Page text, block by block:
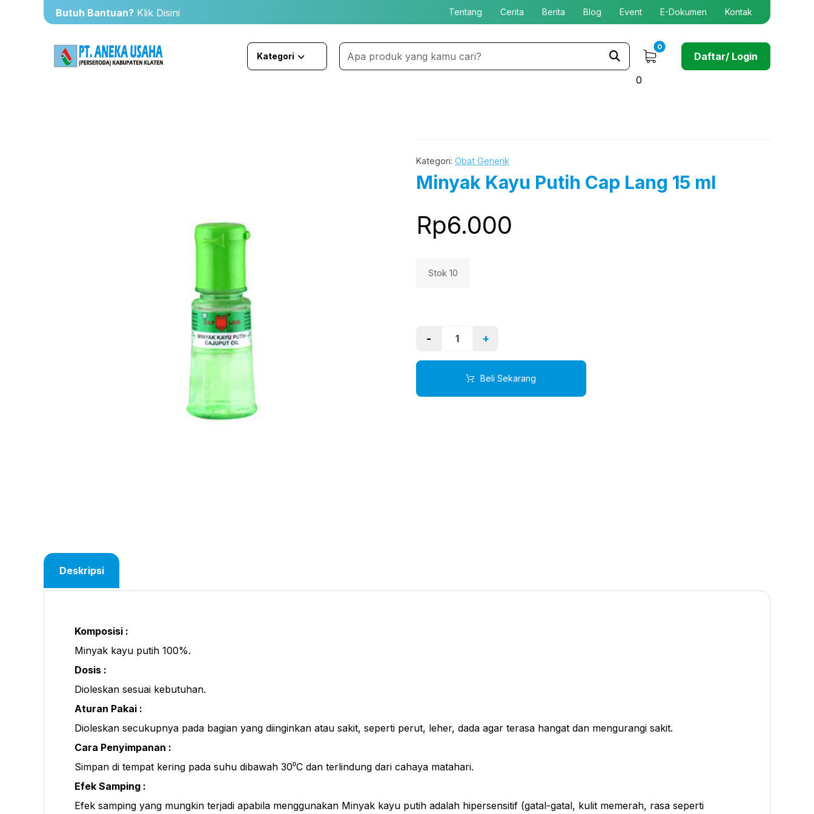
Butuh Bantuan? Klik Disini Tentang Cerita Berita Blog Event E-Dokumen Kontak
Kategori
0
Daftar/ Login
Kategori: Obat Generik
Minyak Kayu Putih Cap Lang 15 ml
Rp6.000
Stok 10
- +
Beli Sekarang
Deskripsi
Komposisi :
Minyak kayu putih 100%.
Dosis :
Dioleskan sesuai kebutuhan.
Aturan Pakai :
Dioleskan secukupnya pada bagian yang diinginkan atau sakit, seperti perut, leher, dada agar terasa hangat dan mengurangi sakit.
Cara Penyimpanan :
Simpan di tempat kering pada suhu dibawah 30⁰C dan terlindung dari cahaya matahari.
Efek Samping :
Efek samping yang mungkin terjadi apabila menggunakan Minyak kayu putih adalah hipersensitif (gatal-gatal, kulit memerah, rasa seperti